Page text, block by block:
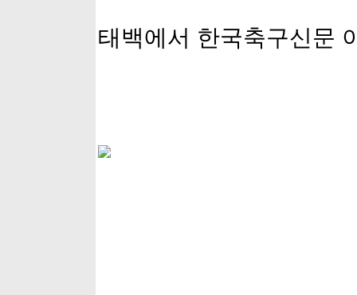
태백에서 한국축구신문